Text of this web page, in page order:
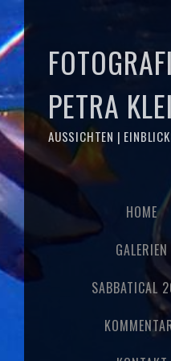
PETRA
AUSSICHTEN |
HOME
GALERIEN
SABBATICAL